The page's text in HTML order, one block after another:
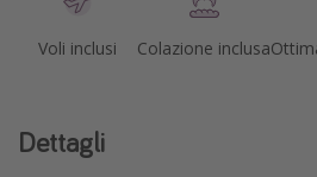
Voli inclusi Colazione inclusa
Dettagli